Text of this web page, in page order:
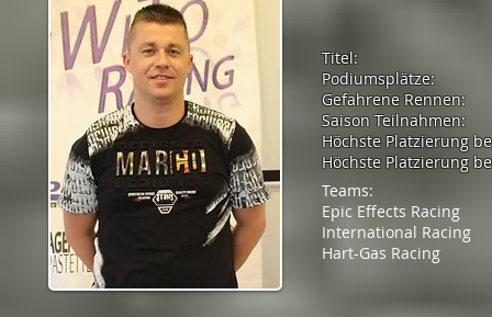
Titel:
Podiumsplätze:
Gefahrene Rennen:
Saison Teilnahmen:
Höchste Platzierung
Höchste Platzierung
Teams:
Epic Effects Racing
International Racing
Hart-Gas Racing